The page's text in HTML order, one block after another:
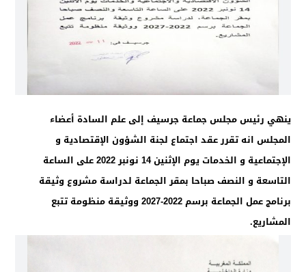
ينهي رئيس مجلس جماعة جرسيف إلى علم السادة أعضاء
المجلس انه تقرر عقد اجتماع لجنة الشؤون الإقتصادية و
الإجتماعية و الخدمات يوم الإثنين 14 نونبر 2022 على الساعة
التاسعة و النصف صباحا بمقر الجماعة لدراسة مشروع وثيقة
برنامج عمل الجماعة برسم 2022-2027 ووثيقة منظومة تتبع
المشاريع.